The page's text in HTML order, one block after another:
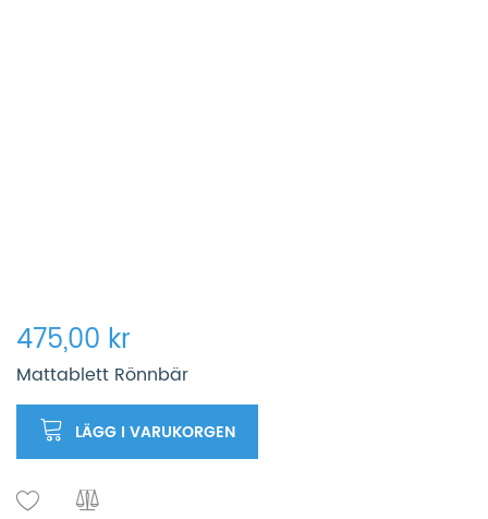
475,00 kr
Mattablett Rönnbär
LÄGG I VARUKORGEN